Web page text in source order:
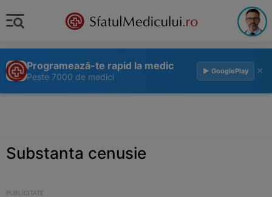
Programează-te rapid la medic
Peste 7000 de medici
▶ GooglePlay ×
Substanta cenusie